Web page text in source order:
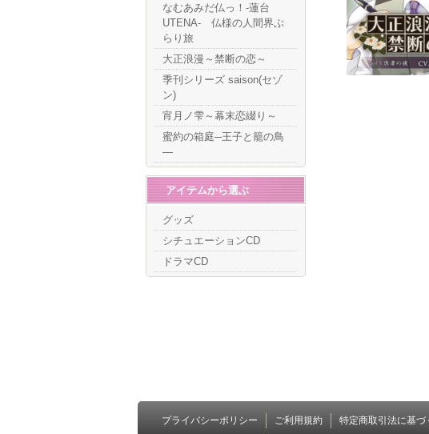
なむあみだ仏っ！-蓮台
UTENA- 仏様の人間界ぶ
らり旅
大正浪漫～禁断の恋～
季刊シリーズ saison(セゾ
ン)
宵月ノ雫～幕末恋綴り～
蜜約の箱庭─王子と籠の鳥
―
アイテムから選ぶ
グッズ
シチュエーションCD
ドラマCD
プライバシーポリシー ご利用規約 特定商取引法に基づ